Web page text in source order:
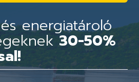
energiatároló
30-50%